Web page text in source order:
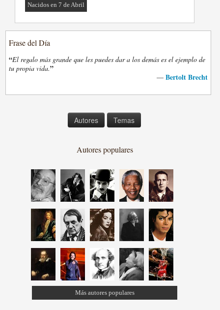
Nacidos en 7 de Abril
Frase del Día
“El regalo más grande que les puedes dar a los demás es el ejemplo de
tu propia vida.”
— Bertolt Brecht
Autores Temas
Autores populares
Más autores populares